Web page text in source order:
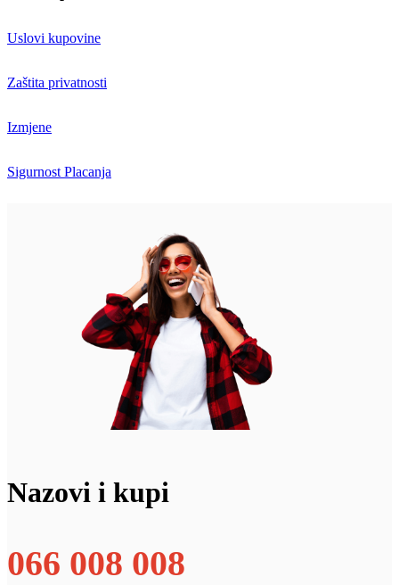
Uslovi kupovine
Zaštita privatnosti
Izmjene
Sigurnost Placanja
Nazovi i kupi
066 008 008